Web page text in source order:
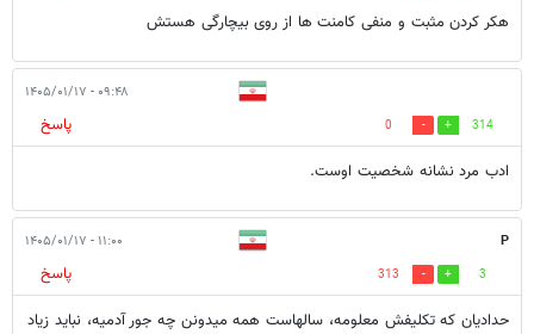
هکر کردن مثبت و منفی کامنت ها از روی بیچارگی هستش
۰۹:۴۸ - ۱۴۰۵/۰۱/۱۷
314
0
پاسخ
ادب مرد نشانه شخصیت اوست.
P ۱۱:۰۰ - ۱۴۰۵/۰۱/۱۷
3
313
پاسخ
حدادیان که تکلیفش معلومه، سالهاست همه میدونن چه جور آدمیه، نباید زیاد